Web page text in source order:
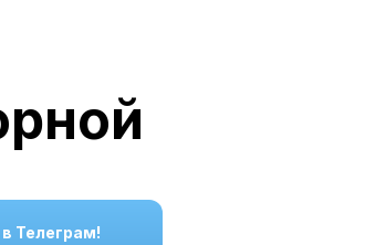
Телеграм!